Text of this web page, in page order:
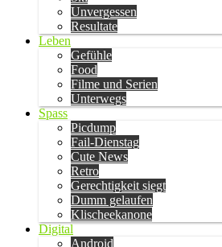
Unvergessen
Resultate
Leben
Gefühle
Food
Filme und Serien
Unterwegs
Spass
Picdump
Fail-Dienstag
Cute News
Retro
Gerechtigkeit siegt
Dumm gelaufen
Klischeekanone
Digital
Android